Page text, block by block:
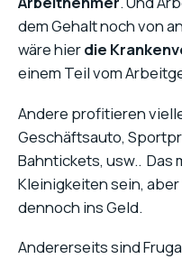
dem Gehalt noch von
wäre hierdie
einem Teil vom
Andere profitieren
Geschäftsauto,
Bahntickets, usw.. Das
Kleinigkeiten sein,
dennoch ins Geld.
Andererseits sind